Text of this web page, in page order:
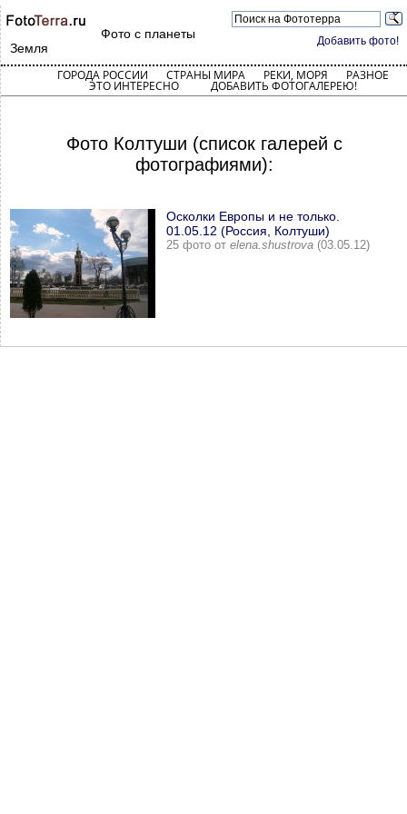
Добавить фото!
Фото с планеты
Земля
ГОРОДА РОССИИ СТРАНЫ МИРА РЕКИ, МОРЯ РАЗНОЕ
ЭТО ИНТЕРЕСНО ДОБАВИТЬ ФОТОГАЛЕРЕЮ!
Фото Колтуши (список галерей с
фотографиями):
Осколки Европы и не только.
01.05.12 (Россия, Колтуши)
25 фото от elena.shustrova (03.05.12)